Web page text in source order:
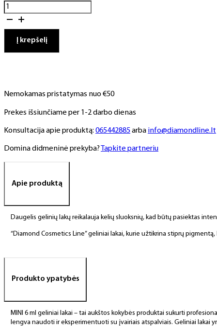
produkto
kiekis:
gelinis
lakas,
Į krepšelį
Nemokamas pristatymas nuo €50
Prekes išsiunčiame per 1-2 darbo dienas
Konsultacija apie produktą: 065442885arba info@diamondline.lt
Domina didmeninė prekyba? Tapkite partneriu
Apie produktą
Daugelis gelinių lakų reikalauja kelių sluoksnių, kad būtų pasiektas
“Diamond Cosmetics Line” geliniai lakai, kurie užtikrina stiprų
Produkto ypatybės
MINI 6 ml geliniai lakai – tai aukštos kokybės produktai sukurti
lengva naudoti ir eksperimentuoti su įvairiais atspalviais. Geliniai lakai